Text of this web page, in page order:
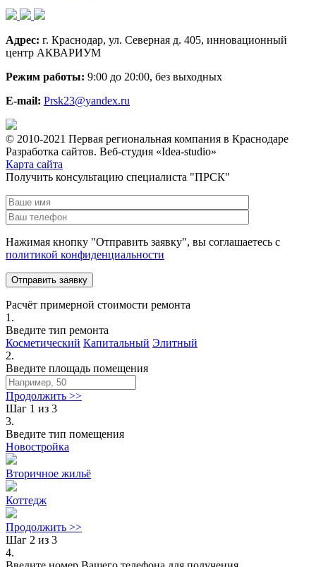
Адрес: г. Краснодар, ул. Северная д. 405, инновационный
центр АКВАРИУМ
Режим работы: 9:00 до 20:00, без выходных
E-mail: Prsk23@yandex.ru
© 2010-2021 Первая региональная компания в Краснодаре
Разработка сайтов. Веб-студия «Idea-studio»
Карта сайта
Получить консультацию специалиста "ПРСК"
Нажимая кнопку "Отправить заявку", вы соглашаетесь с
политикой конфиденциальности
Расчёт примерной стоимости ремонта
1.
Введите тип ремонта
Косметический Капитальный Элитный
2.
Введите площадь помещения
Продолжить >>
Шаг 1 из 3
3.
Введите тип помещения
Новостройка
Вторичное жильё
Коттедж
Продолжить >>
Шаг 2 из 3
4.